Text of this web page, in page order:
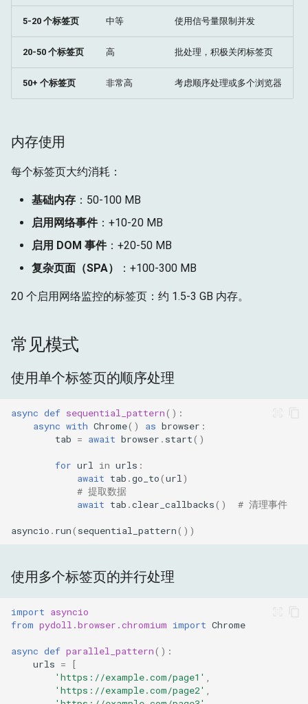
5-20 个标签页 中等 使用信号量限制并发
20-50 个标签页 高 批处理，积极关闭标签页
50+ 个标签页 非常高 考虑顺序处理或多个浏览器
内存使用
每个标签页大约消耗：
基础内存 ：50-100 MB
启用网络事件：+10-20 MB
启用 DOM 事件：+20-50 MB
复杂页面（SPA）
：+100-300 MB
20 个启用网络监控的标签页：约 1.5-3 GB 内存。
常见模式
使用单个标签页的顺序处理
async def sequential_pattern():
async with Chrome() as browser :
tab = await browser . start()
for url in urls :
await tab .go_to(url)
# 提取数据
await tab .clear_callbacks() # 清理事件
asyncio . run( sequential_pattern())
使用多个标签页的并行处理
import asyncio
from pydoll.browser.chromium import Chrome
async def parallel_pattern():
urls =
[
'https://example.com/page1' ,
'https://example.com/page2' ,